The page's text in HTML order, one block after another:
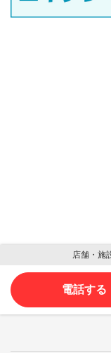
店舗・施
電話する